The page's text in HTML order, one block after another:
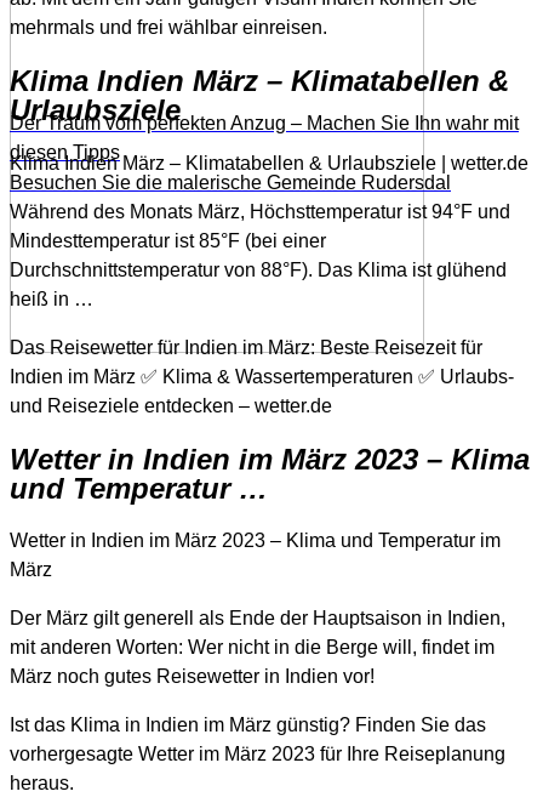
Der Traum vom perfekten Anzug – Machen Sie Ihn wahr mit
diesen Tipps
Besuchen Sie die malerische Gemeinde Rudersdal
mehrmals und frei wählbar einreisen.
Klima Indien März – Klimatabellen &
Urlaubsziele
Klima Indien März – Klimatabellen & Urlaubsziele | wetter.de
Während des Monats März, Höchsttemperatur ist 94°F und
Mindesttemperatur ist 85°F (bei einer
Durchschnittstemperatur von 88°F). Das Klima ist glühend
heiß in …
Das Reisewetter für Indien im März: Beste Reisezeit für
Indien im März ✅ Klima & Wassertemperaturen ✅ Urlaubs-
und Reiseziele entdecken – wetter.de
Wetter in Indien im März 2023 – Klima
und Temperatur …
Wetter in Indien im März 2023 – Klima und Temperatur im
März
Der März gilt generell als Ende der Hauptsaison in Indien,
mit anderen Worten: Wer nicht in die Berge will, findet im
März noch gutes Reisewetter in Indien vor!
Ist das Klima in Indien im März günstig? Finden Sie das
vorhergesagte Wetter im März 2023 für Ihre Reiseplanung
heraus.